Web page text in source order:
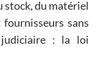
stock, du matériel
sans
judiciaire : la loi